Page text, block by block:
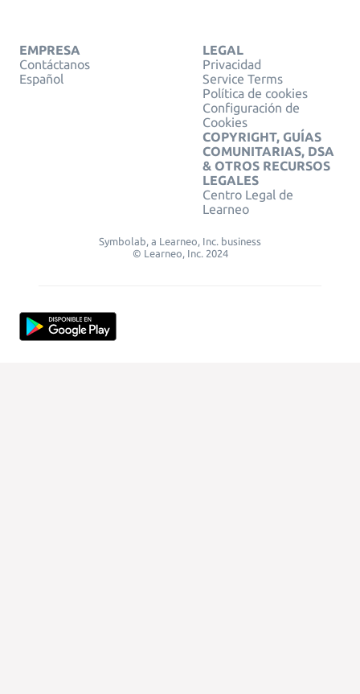
EMPRESA
Contáctanos
Español
LEGAL
Privacidad
Service Terms
Política de cookies
Configuración de
Cookies
COPYRIGHT, GUÍAS
COMUNITARIAS, DSA
& OTROS RECURSOS
LEGALES
Centro Legal de
Learneo
Symbolab, a Learneo, Inc. business
© Learneo, Inc. 2024